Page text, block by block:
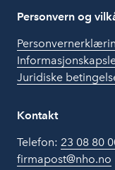
Personvern og
Juridiske
Kontakt
Telefon: 23 08 80
firmapost@nho.no